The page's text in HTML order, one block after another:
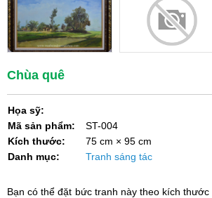
Chùa quê
Họa sỹ:
Mã sản phẩm:
Kích thước:
Danh mục:
ST-004
75 cm × 95 cm
Tranh sáng tác
Bạn có thể đặt bức tranh này theo kích